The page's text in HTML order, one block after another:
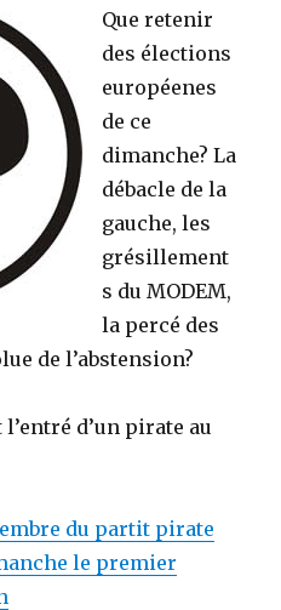
Que retenir
des élections
européenes
de ce
dimanche? La
débacle de la
gauche, les
grésillement
s du MODEM,
la percé des
de l’abstension?
l’entré d’un pirate au
du partit pirate
le premier